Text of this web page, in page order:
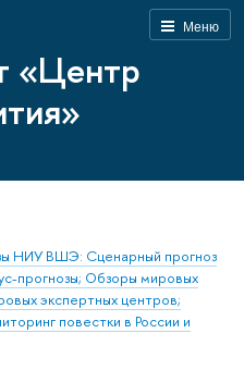
Меню
«Центр
НИУ ВШЭ: Сценарный прогноз
прогнозы; Обзоры мировых
экспертных центров;
повестки в России и